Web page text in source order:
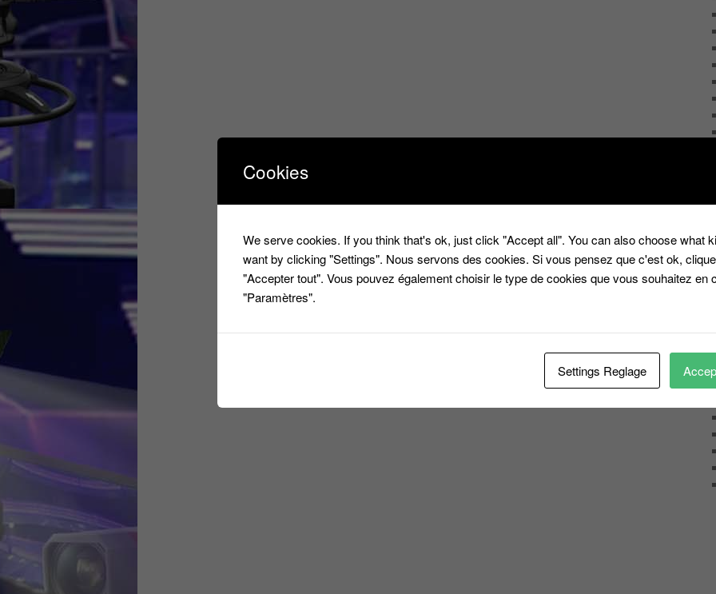
Cookies
We serve cookies. If you think that's ok, just click "Accept all". You can also choose what
want by clicking "Settings". Nous servons des cookies. Si vous pensez que c'est ok,
"Accepter tout". Vous pouvez également choisir le type de cookies que vous souhaitez en
"Paramètres".
Settings Reglage